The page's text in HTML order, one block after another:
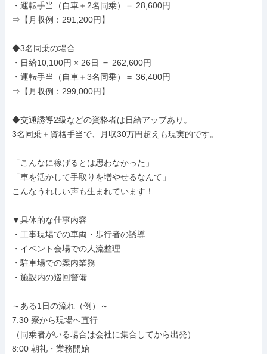
・運転手当（自車＋2名同乗）＝ 28,600円
⇒【月収例：291,200円】
◆3名同乗の場合
・日給10,100円 × 26日 ＝ 262,600円
・運転手当（自車＋3名同乗）＝ 36,400円
⇒【月収例：299,000円】
◆交通誘導2級などの資格者は日給アップあり。
3名同乗＋資格手当で、月収30万円超えも現実的です。
「こんなに稼げるとは思わなかった」
「車を活かして手取りを増やせるなんて」
こんなうれしい声も生まれています！
▼具体的な仕事内容
・工事現場での車両・歩行者の誘導
・イベント会場での人流整理
・駐車場での案内業務
・施設内の巡回警備
～ある1日の流れ（例）～
7:30 寮から現場へ直行
（同乗者がいる場合は会社に集合してから出発）
8:00 朝礼・業務開始